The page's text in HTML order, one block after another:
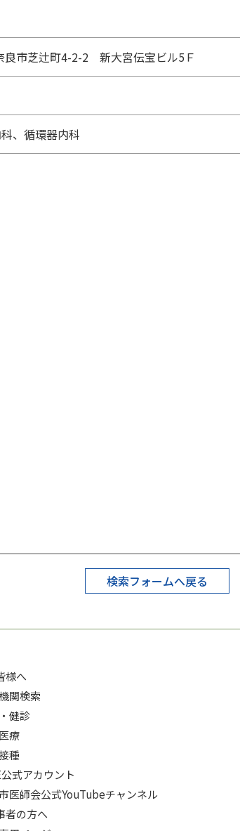
市芝辻町4-2-2 新大宮伝宝ビル5Ｆ
、循環器内科
検索フォームへ戻る
様へ
関検索
健診
療
種
式アカウント
医師会公式YouTubeチャンネル
者の方へ